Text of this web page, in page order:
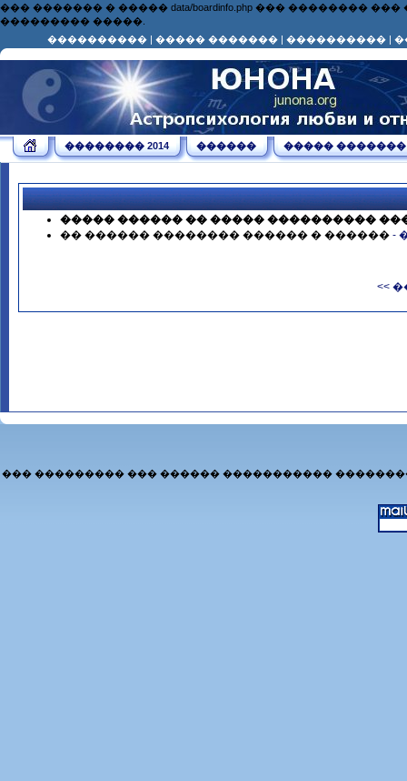
��� ������� � ����� data/boardinfo.php ���
��������� �����.
���������� | ����� ������� | ���������� |
�������� 2014 ������ ����� �������
����� ������ �� ����� ����������
�� ������ �������� ������ � ������ -
<<
��� ��������� ��� ������ �����������